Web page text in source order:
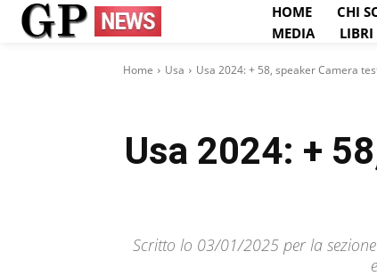
HOME CHI
MEDIA
LIBRI
Home Usa Usa 2024: + 58, speaker Camera
Usa 2024: +
Scritto lo 03/01/2025 per la